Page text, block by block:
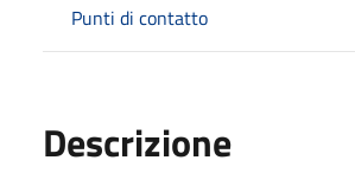
Punti di contatto
Descrizione